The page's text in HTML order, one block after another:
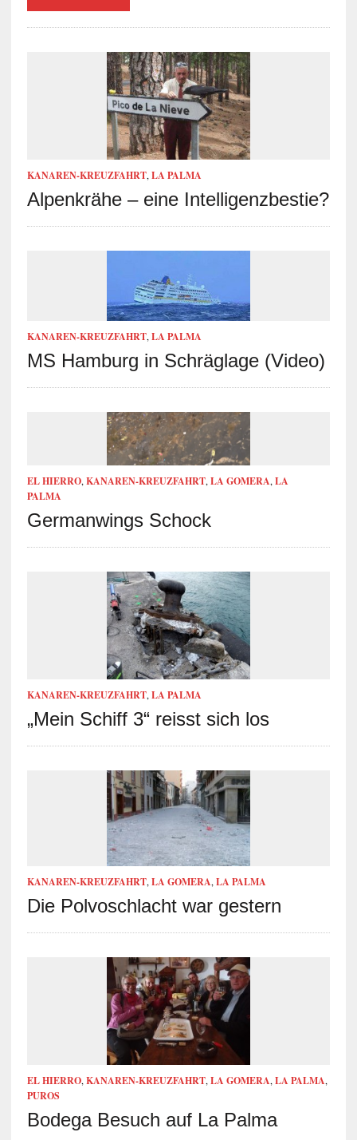
KANAREN-KREUZFAHRT,LA PALMA
Alpenkrähe – eine Intelligenzbestie?
KANAREN-KREUZFAHRT,LA PALMA
MS Hamburg in Schräglage (Video)
EL HIERRO, KANAREN-KREUZFAHRT, LA GOMERA, LA
PALMA
Germanwings Schock
KANAREN-KREUZFAHRT,LA PALMA
„Mein Schiff 3“ reisst sich los
KANAREN-KREUZFAHRT, LA GOMERA, LA PALMA
Die Polvoschlacht war gestern
EL HIERRO, KANAREN-KREUZFAHRT, LA GOMERA, LA PALMA,
PUROS
Bodega Besuch auf La Palma